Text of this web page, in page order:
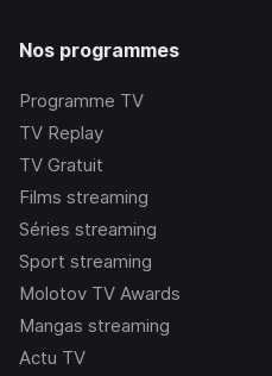
Nos programmes
Programme TV
TV Replay
TV Gratuit
Films streaming
Séries streaming
Sport streaming
Molotov TV Awards
Mangas streaming
Actu TV